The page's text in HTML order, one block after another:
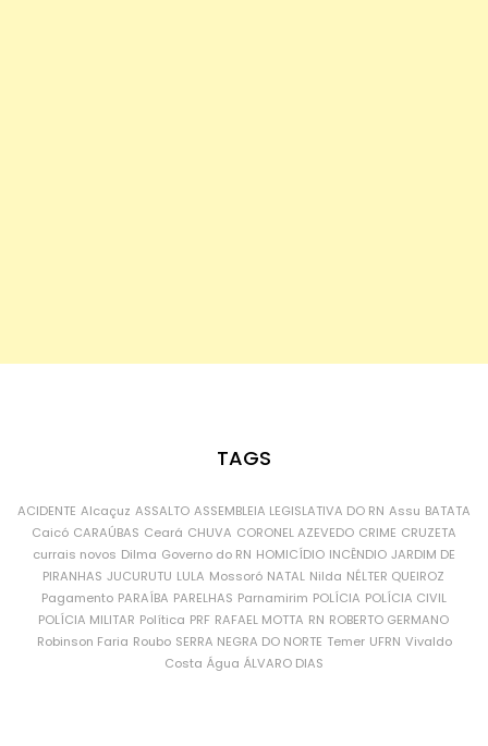
TAGS
ACIDENTE Alcaçuz ASSALTO ASSEMBLEIA LEGISLATIVA DO RN Assu BATATA
Caicó CARAÚBAS Ceará CHUVA CORONEL AZEVEDO CRIME CRUZETA
currais novos Dilma Governo do RN HOMICÍDIO INCÊNDIO JARDIM DE
PIRANHAS JUCURUTU LULA Mossoró NATAL Nilda NÉLTER QUEIROZ
Pagamento PARAÍBA PARELHAS Parnamirim POLÍCIA POLÍCIA CIVIL
POLÍCIA MILITAR Política PRF RAFAEL MOTTA RN ROBERTO GERMANO
Robinson Faria Roubo SERRA NEGRA DO NORTE Temer UFRN Vivaldo
Costa Água ÁLVARO DIAS